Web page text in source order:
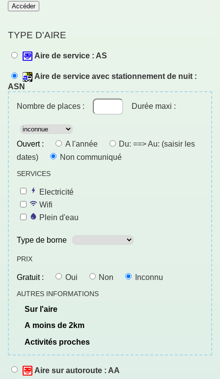
Accéder
TYPE D'AIRE
Aire de service : AS
Aire de service avec stationnement de nuit :
ASN
Nombre de places : Durée maxi :
Ouvert : A l'année
Du: ==> Au: (saisir les
dates)
Non communiqué
SERVICES
Electricité
Wifi
Plein d'eau
Type de borne
PRIX
Gratuit : Oui Non Inconnu
AUTRES INFORMATIONS
sur l'aire
a moins de 2km
activités proches
Aire sur autoroute : AA